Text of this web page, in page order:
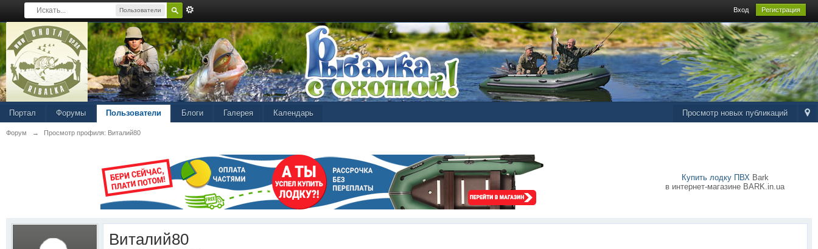
Пользователи Вход Регистрация
Просмотр новых публикаций
Портал Форумы Пользователи Блоги Галерея Календарь
Форум → Просмотр профиля: Виталий80
Купить лодку ПВХBark
в интернет-магазине BARK.in.ua
Виталий80